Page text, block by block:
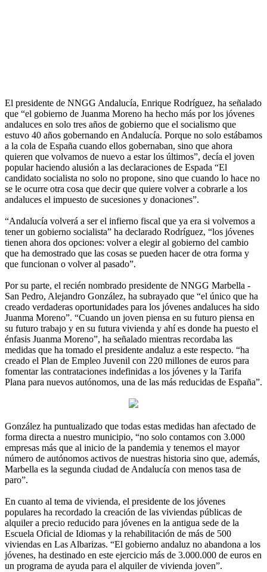
El presidente de NNGG Andalucía, Enrique Rodríguez, ha señalado
que “el gobierno de Juanma Moreno ha hecho más por los jóvenes
andaluces en solo tres años de gobierno que el socialismo que
estuvo 40 años gobernando en Andalucía. Porque no solo estábamos
a la cola de España cuando ellos gobernaban, sino que ahora
quieren que volvamos de nuevo a estar los últimos”, decía el joven
popular haciendo alusión a las declaraciones de Espada “El
candidato socialista no solo no propone, sino que cuando lo hace no
se le ocurre otra cosa que decir que quiere volver a cobrarle a los
andaluces el impuesto de sucesiones y donaciones”.
“Andalucía volverá a ser el infierno fiscal que ya era si volvemos a
tener un gobierno socialista” ha declarado Rodríguez, “los jóvenes
tienen ahora dos opciones: volver a elegir al gobierno del cambio
que ha demostrado que las cosas se pueden hacer de otra forma y
que funcionan o volver al pasado”.
Por su parte, el recién nombrado presidente de NNGG Marbella -
San Pedro, Alejandro González, ha subrayado que “el único que ha
creado verdaderas oportunidades para los jóvenes andaluces ha sido
Juanma Moreno”. “Cuando un joven piensa en su futuro piensa en
su futuro trabajo y en su futura vivienda y ahí es donde ha puesto el
énfasis Juanma Moreno”, ha señalado mientras recordaba las
medidas que ha tomado el presidente andaluz a este respecto. “ha
creado el Plan de Empleo Juvenil con 220 millones de euros para
fomentar las contrataciones indefinidas a los jóvenes y la Tarifa
Plana para nuevos autónomos, una de las más reducidas de España”.
González ha puntualizado que todas estas medidas han afectado de
forma directa a nuestro municipio, “no solo contamos con 3.000
empresas más que al inicio de la pandemia y tenemos el mayor
número de autónomos activos de nuestras historia sino que, además,
Marbella es la segunda ciudad de Andalucía con menos tasa de
paro”.
En cuanto al tema de vivienda, el presidente de los jóvenes
populares ha recordado la creación de las viviendas públicas de
alquiler a precio reducido para jóvenes en la antigua sede de la
Escuela Oficial de Idiomas y la rehabilitación de más de 500
viviendas en Las Albarizas. “El gobierno andaluz no abandona a los
jóvenes, ha destinado en este ejercicio más de 3.000.000 de euros en
un programa de ayuda para el alquiler de vivienda joven”.